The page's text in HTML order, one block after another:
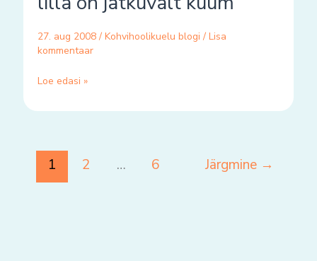
27. aug 2008 / Kohvihoolikuelu blogi / Lisa
kommentaar
kuum
Loe edasi »
1 2 … 6 Järgmine →